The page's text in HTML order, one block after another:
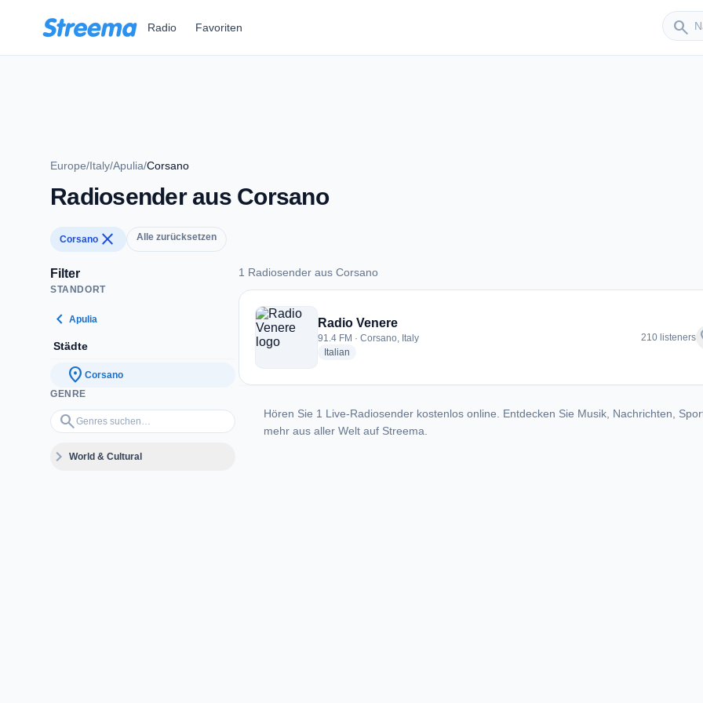
Radio Favoriten search
Sender
Europe/Italy/Apulia/Corsano
Radiosender aus Corsano
Corsano close Alle zurücksetzen
Filter
STANDORT
chevron_left Apulia
Städte
location_on Corsano
GENRE
search
Genres suchen…
expand_moreWorld & Cultural
1 Radiosender aus Corsano
1 Radiosender aus Corsano
Radio Venere
91.4 FM · Corsano, Italy
Italian
210 listeners
Hören Sie 1 Live-Radiosender kostenlos online. Entdecken Sie Musik, Nachrichten,
mehr aus aller Welt auf Streema.